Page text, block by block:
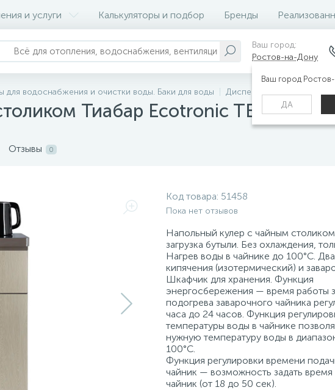
и услуги Калькуляторы и подбор Бренды
Ваш город:
Ростов-на-Дону
Ваш город
ДА
для водоснабжения и очистки воды. Баки для воды Диспенсеры для воды
Тиабар Ecotronic TB7-LN
Отзывы 0
Код товара: 51458
Пока нет отзывов
Напольный кулер с чайным
загрузка бутыли. Без охлаждения,
Нагрев воды в чайнике до 100°С.
кипячения (изотермический) и
Шкафчик для хранения. Функция
энергосбережения — время работы
подогрева заварочного чайника
часа до 24 часов. Функция
температуры воды в чайнике
нужную температуру воды в
100°С.
Функция регулировки времени
чайник — возможность задать
чайник (от 18 до 50 сек).